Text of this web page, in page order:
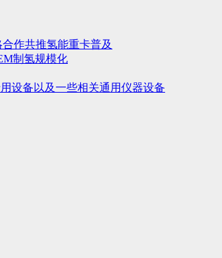
作共推氢能重卡普及
制氢规模化
设备以及一些相关通用仪器设备